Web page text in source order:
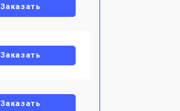
Заказать
Заказать
Заказать